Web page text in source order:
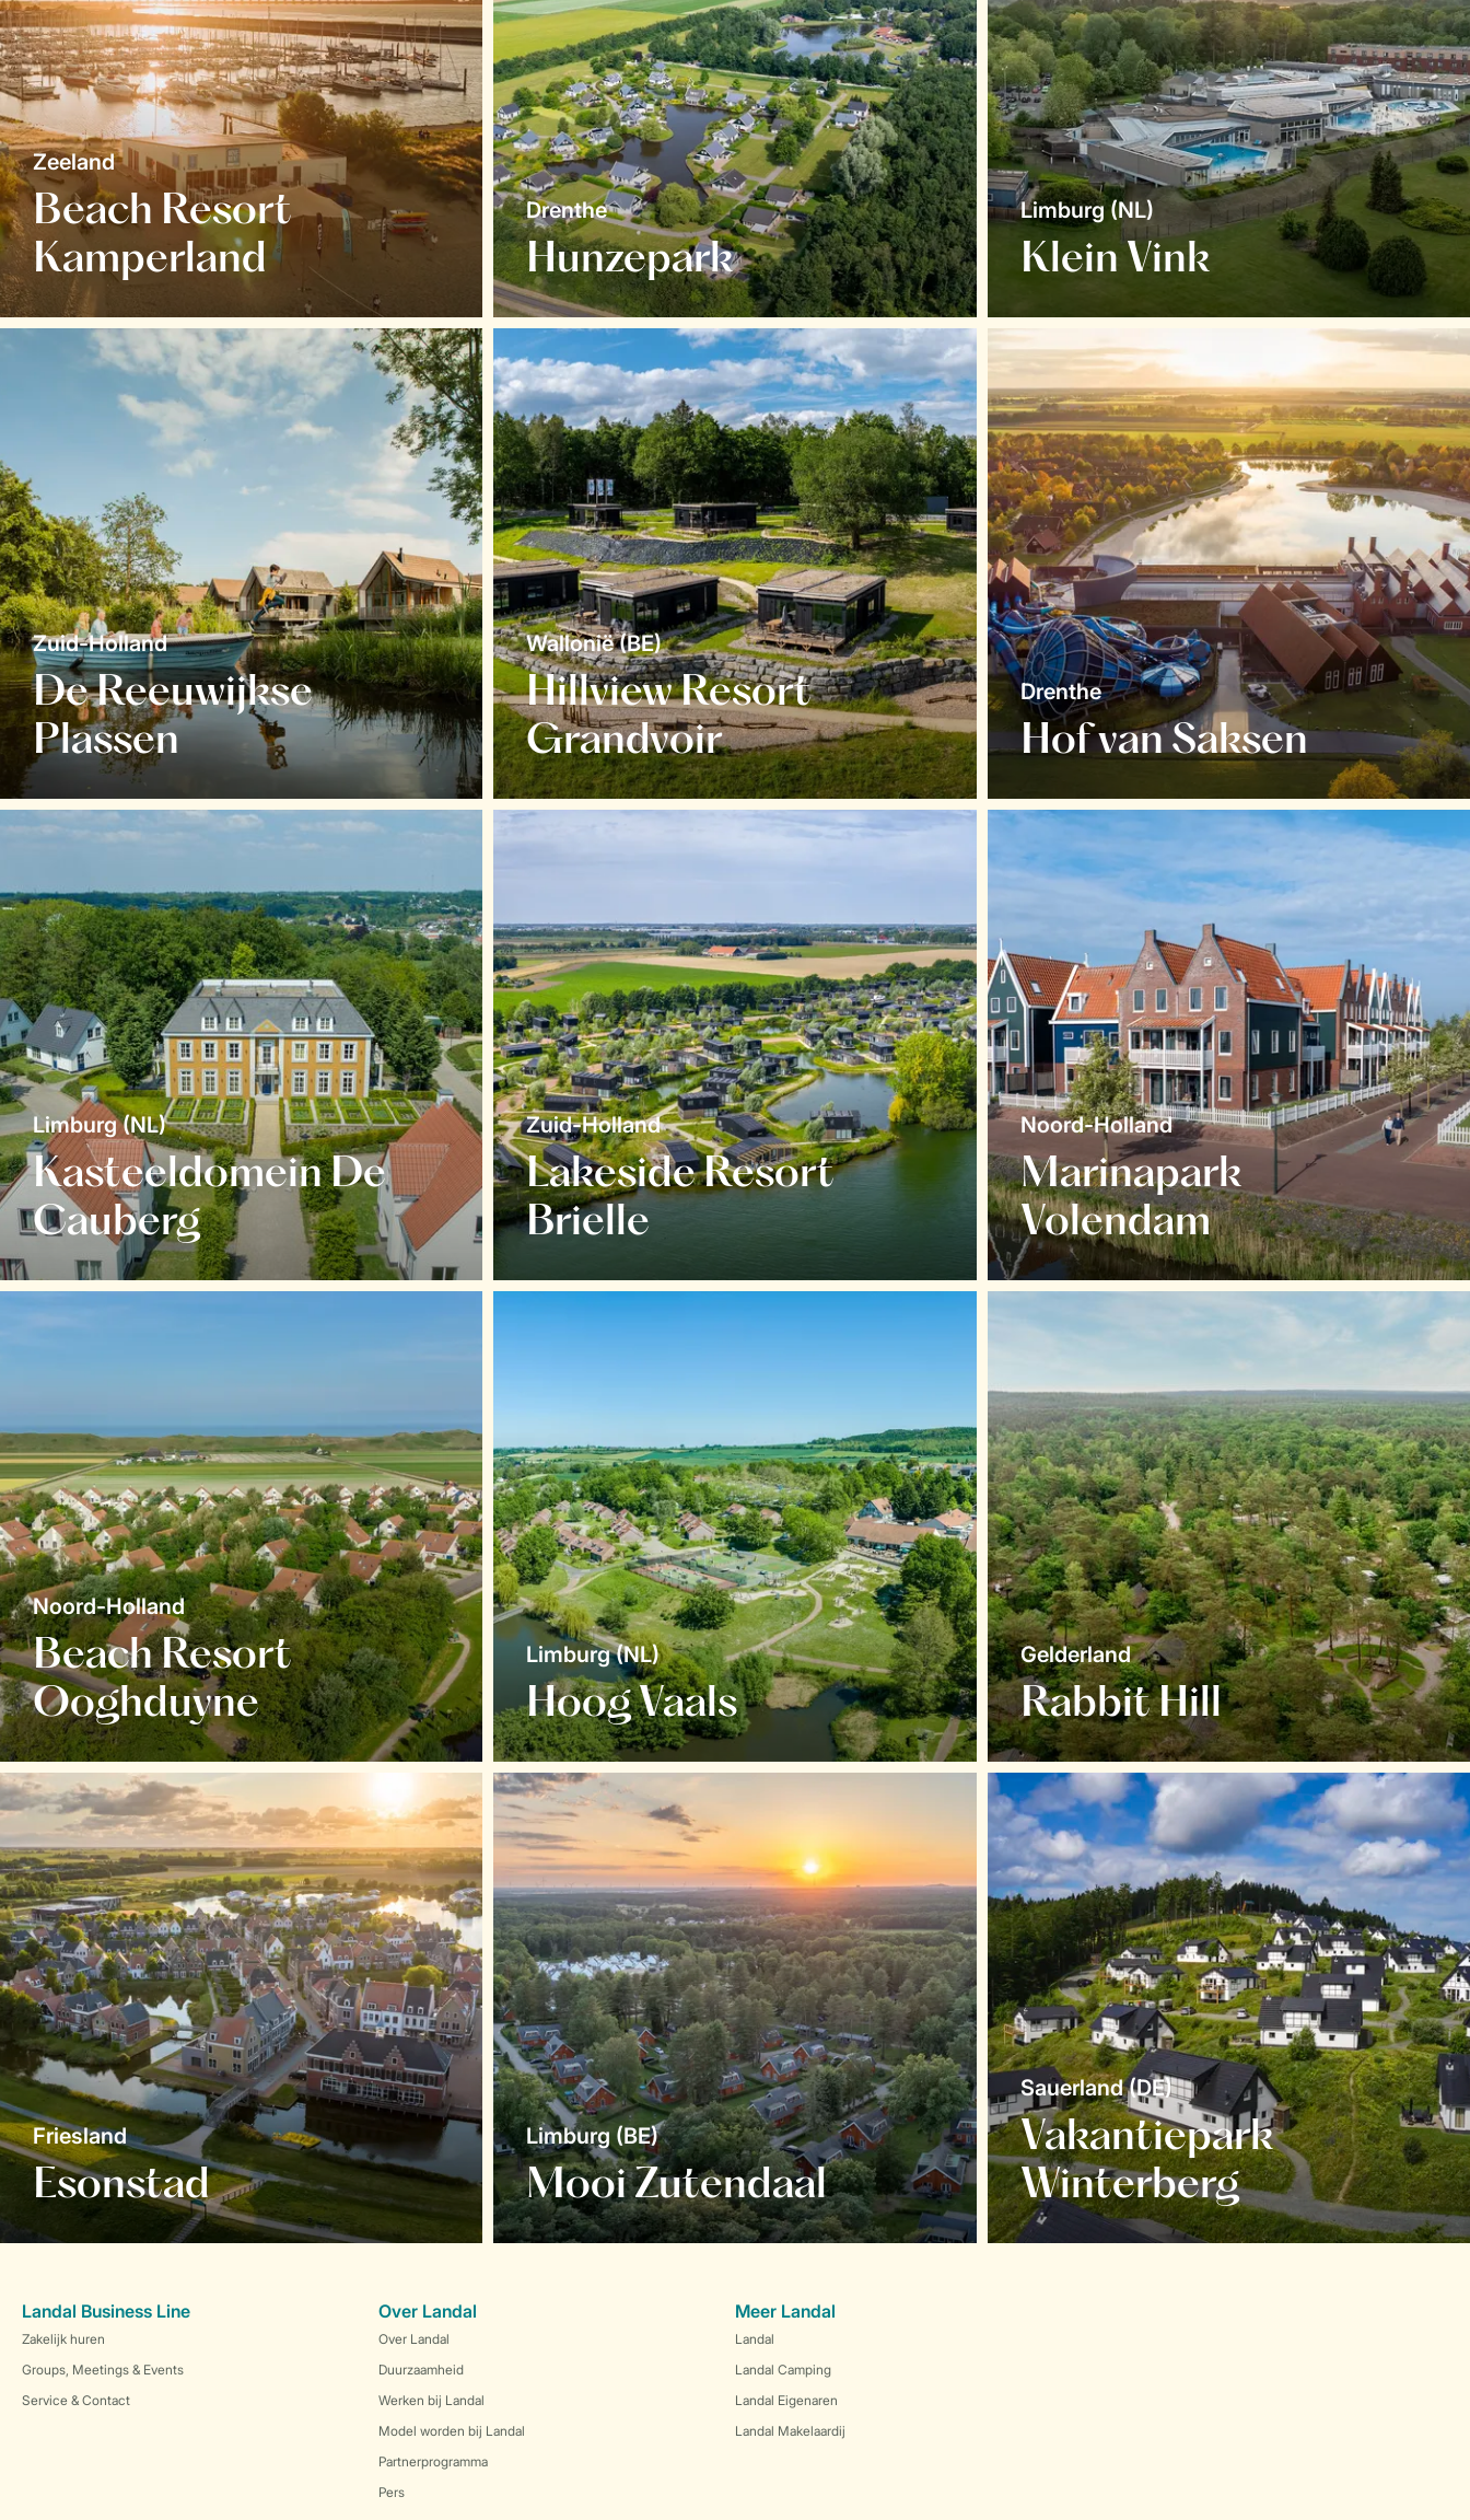
Beach Resort
Kamperland
Zeeland
Hunzepark
Drenthe
Klein Vink
Limburg (NL)
De Reeuwijkse
Plassen
Zuid-Holland
Hillview Resort
Grandvoir
Wallonië (BE)
Hof van Saksen
Drenthe
Kasteeldomein De
Cauberg
Limburg (NL)
Lakeside Resort
Brielle
Zuid-Holland
Marinapark
Volendam
Noord-Holland
Beach Resort
Ooghduyne
Noord-Holland
Hoog Vaals
Limburg (NL)
Rabbit Hill
Gelderland
Esonstad
Friesland
Mooi Zutendaal
Limburg (BE)
Vakantiepark
Winterberg
Sauerland (DE)
Landal Business Line
Zakelijk huren
Groups, Meetings & Events
Service & Contact
Over Landal
Over Landal
Duurzaamheid
Werken bij Landal
Model worden bij Landal
Partnerprogramma
Pers
Meer Landal
Landal
Landal Camping
Landal Eigenaren
Landal Makelaardij